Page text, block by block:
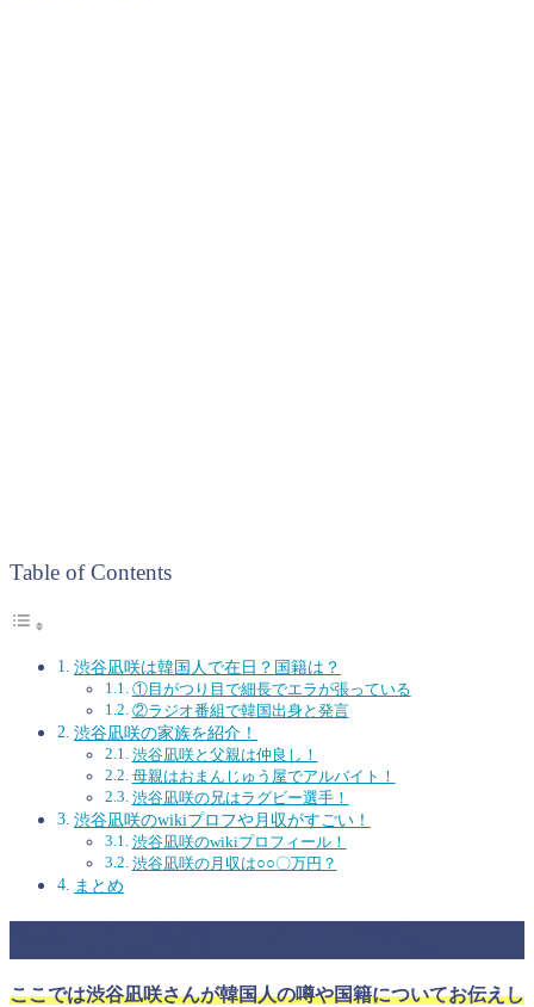
Table of Contents
渋谷凪咲は韓国人で在日？国籍は？
①目がつり目で細長でエラが張っている
②ラジオ番組で韓国出身と発言
渋谷凪咲の家族を紹介！
渋谷凪咲と父親は仲良し！
母親はおまんじゅう屋でアルバイト！
渋谷凪咲の兄はラグビー選手！
渋谷凪咲のwikiプロフや月収がすごい！
渋谷凪咲のwikiプロフィール！
渋谷凪咲の月収は○○〇万円？
まとめ
ここでは渋谷凪咲さんが韓国人の噂や国籍についてお伝えし